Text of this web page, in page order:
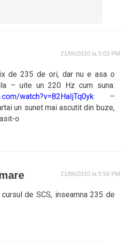
21/06/2010 la 5:03 PM
de 235 de ori, dar nu e asa o
– uite un 220 Hz cum suna:
watch?v=82HaIjTq0yk –
un sunet mai ascutit din buze,
o
21/06/2010 la 5:56 PM
de SCS, inseamna 235 de